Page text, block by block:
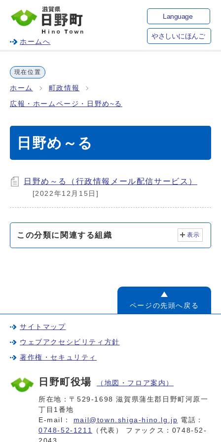
ホームへ
Language
やさしいにほんご
現在位置
ホーム 町政情報
広報・ホームページ・日野め~る
日野め～る
日野め～る（行政情報メール配信サービス）
[2022年12月15日]
この分類に関連する組織 表示
ページの先頭へ戻る
サイトマップ
ウェブアクセシビリティ方針
著作権・セキュリティ
日野町役場 （地図・フロア案内）
所在地：〒529-1698 滋賀県蒲生郡日野町河原一
丁目1番地
E-mail： mail@town.shiga-hino.lg.jp 電話：
0748-52-1211
（代表） ファックス：0748-52-